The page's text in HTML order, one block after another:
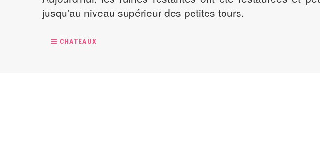
jusqu'au niveau supérieur des petites tours.
CHATEAUX